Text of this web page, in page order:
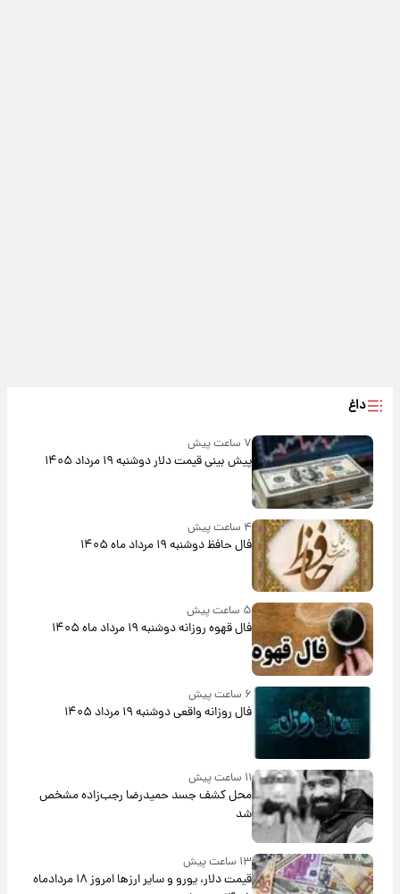
داغ
۷ ساعت پیش
پیش‌ بینی قیمت دلار دوشنبه ۱۹ مرداد ۱۴۰۵
۴ ساعت پیش
فال حافظ دوشنبه ۱۹ مرداد ماه ۱۴۰۵
۵ ساعت پیش
فال قهوه روزانه دوشنبه ۱۹ مرداد ماه ۱۴۰۵
۶ ساعت پیش
فال روزانه واقعی دوشنبه ۱۹ مرداد ۱۴۰۵
۱۱ ساعت پیش
محل کشف جسد حمیدرضا رجب‌زاده مشخص
شد
۱۳ ساعت پیش
قیمت دلار، یورو و سایر ارزها امروز ۱۸ مردادماه